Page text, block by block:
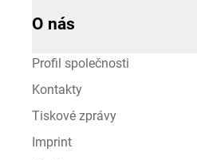
O nás
Profil společnosti
Kontakty
Tiskové zprávy
Imprint